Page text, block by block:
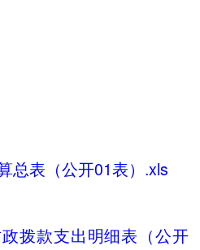
总表（公开01表）.xls
拨款支出明细表（公开